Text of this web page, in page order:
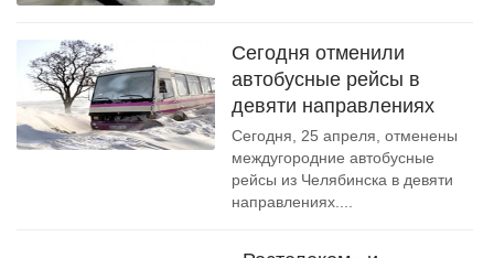
Сегодня отменили
автобусные рейсы в
девяти направлениях
Сегодня, 25 апреля, отменены
междугородние автобусные
рейсы из Челябинска в девяти
направлениях....